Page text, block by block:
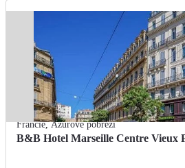
Francie,Azurové pobřeží
B&B Hotel Marseille Centre Vieux